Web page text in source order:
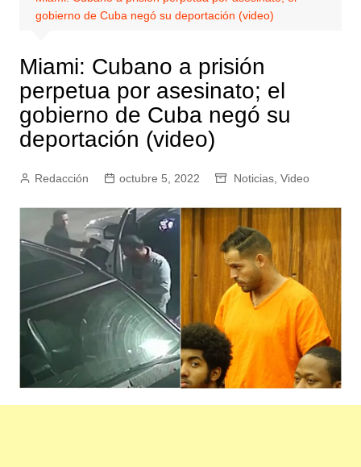
gobierno de Cuba negó su deportación (video)
Miami: Cubano a prisión
perpetua por asesinato; el
gobierno de Cuba negó su
deportación (video)
Redacción octubre 5, 2022 Noticias, Video